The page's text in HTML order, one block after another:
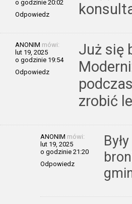
o godzinie 20:02
Odpowiedz
ANONIM mówi:
lut 19, 2025
o godzinie 19:54
Odpowiedz
Już się
zrobić
ANONIM mówi:
lut 19, 2025
o godzinie 21:20
Odpowiedz